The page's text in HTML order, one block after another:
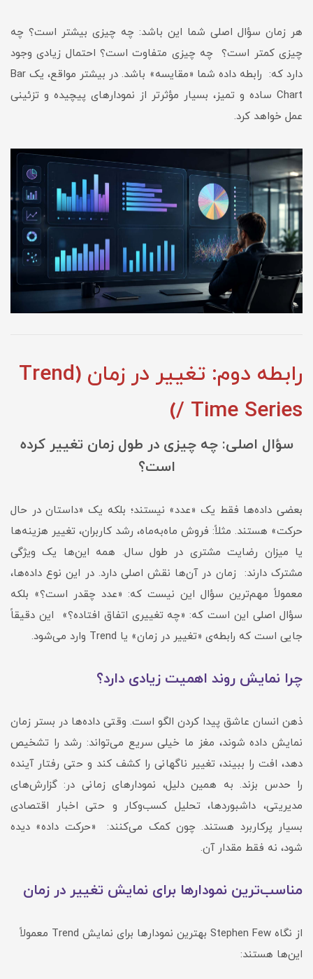
هر زمان سؤال اصلی شما این باشد: چه چیزی بیشتر است؟ چه
چیزی کمتر است؟ چه چیزی متفاوت است؟ احتمال زیادی وجود
دارد که: رابطه داده شما «مقایسه» باشد. در بیشتر مواقع، یک Bar
Chart ساده و تمیز، بسیار مؤثرتر از نمودارهای پیچیده و تزئینی
عمل خواهد کرد.
رابطه دوم: تغییر در زمان (Trend
/ Time Series)
سؤال اصلی: چه چیزی در طول زمان تغییر کرده
است؟
بعضی داده‌ها فقط یک «عدد» نیستند؛ بلکه یک «داستان در حال
حرکت» هستند. مثلاً: فروش ماه‌به‌ماه، رشد کاربران، تغییر هزینه‌ها
یا میزان رضایت مشتری در طول سال. همه این‌ها یک ویژگی
مشترک دارند: زمان در آن‌ها نقش اصلی دارد. در این نوع داده‌ها،
معمولاً مهم‌ترین سؤال این نیست که: «عدد چقدر است؟» بلکه
سؤال اصلی این است که: «چه تغییری اتفاق افتاده؟» این دقیقاً
جایی است که رابطه‌ی «تغییر در زمان» یا Trend وارد می‌شود.
چرا نمایش روند اهمیت زیادی دارد؟
ذهن انسان عاشق پیدا کردن الگو است. وقتی داده‌ها در بستر زمان
نمایش داده شوند، مغز ما خیلی سریع می‌تواند: رشد را تشخیص
دهد، افت را ببیند، تغییر ناگهانی را کشف کند و حتی رفتار آینده
را حدس بزند. به همین دلیل، نمودارهای زمانی در: گزارش‌های
مدیریتی، داشبوردها، تحلیل کسب‌وکار و حتی اخبار اقتصادی
بسیار پرکاربرد هستند. چون کمک می‌کنند: «حرکت داده» دیده
شود، نه فقط مقدار آن.
مناسب‌ترین نمودارها برای نمایش تغییر در زمان
از نگاه Stephen Few بهترین نمودارها برای نمایش Trend معمولاً
این‌ها هستند: